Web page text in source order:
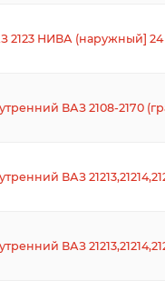
2123 НИВА (наружный] 24
ВАЗ 2108-2170
ВАЗ
ВАЗ